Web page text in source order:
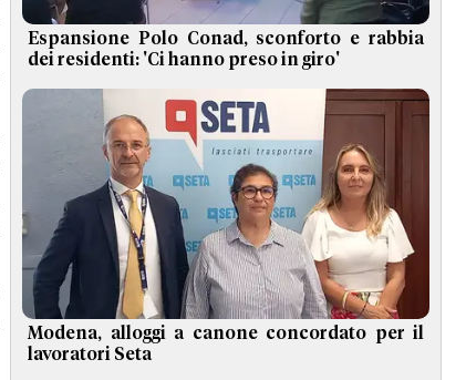
Espansione Polo Conad, sconforto e rabbia
dei residenti: 'Ci hanno preso in giro'
Modena, alloggi a canone concordato per il
lavoratori Seta